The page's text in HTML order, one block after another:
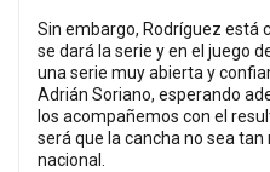
Sin embargo, Rodríguez está
se dará la serie y en el juego
una serie muy abierta y
Adrián Soriano, esperando
los acompañemos con el
será que la cancha no sea
nacional.